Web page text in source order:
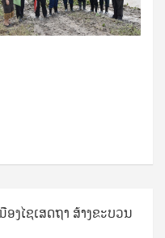
ໄຊເສດຖາ ສ້າງຂະບວນ